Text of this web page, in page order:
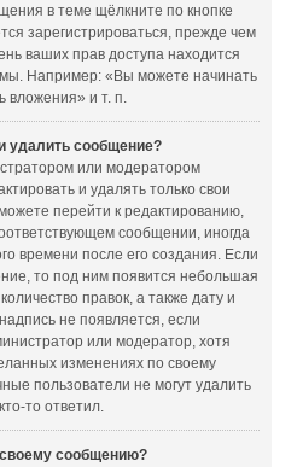
в теме щёлкните по кнопке
зарегистрироваться, прежде чем
ваших прав доступа находится
Например: «Вы можете начинать
вложения» и т. п.
удалить сообщение?
или модератором
и удалять только свои
перейти к редактированию,
сообщении, иногда
времени после его создания. Если
то под ним появится небольшая
правок, а также дату и
не появляется, если
или модератор, хотя
изменениях по своему
пользователи не могут удалить
то ответил.
своему сообщению?